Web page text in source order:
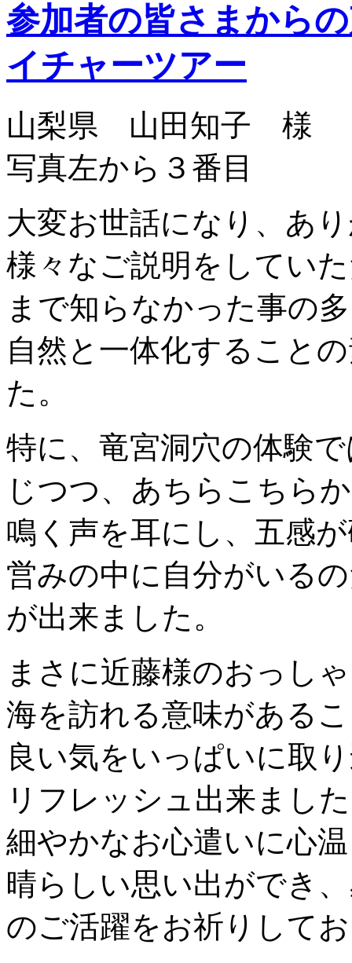
参加者の皆さまから
イチャーツアー
山梨県 山田知子 様
写真左から３番目
大変お世話になり、あ
様々なご説明をしてい
まで知らなかった事の
自然と一体化すること
た。
特に、竜宮洞穴の体験
じつつ、あちらこちら
鳴く声を耳にし、五感
営みの中に自分がいる
が出来ました。
まさに近藤様のおっし
海を訪れる意味がある
良い気をいっぱいに取
リフレッシュ出来まし
細やかなお心遣いに心
晴らしい思い出ができ
のご活躍をお祈りして